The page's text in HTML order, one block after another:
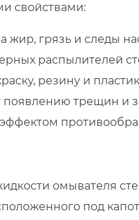
свойствами:
жир, грязь и следы
распылителей
резину и
появлению трещин и
омывателя
под